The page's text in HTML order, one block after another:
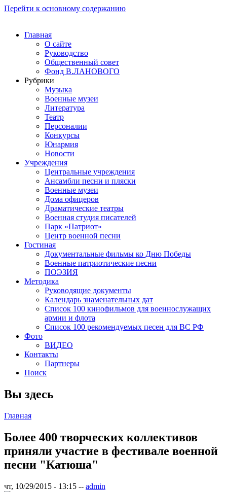
Перейти к основному содержанию
Главная
О сайте
Руководство
Общественный совет
Фонд В.ЛАНОВОГО
Рубрики
Музыка
Военные музеи
Литература
Театр
Персоналии
Конкурсы
Юнармия
Новости
Учреждения
Центральные учреждения
Ансамбли песни и пляски
Военные музеи
Дома офицеров
Драматические театры
Военная студия писателей
Парк «Патриот»
Центр военной песни
Гостиная
Документальные фильмы ко Дню Победы
Военные патриотические песни
ПОЭЗИЯ
Методика
Руководящие документы
Календарь знаменательных дат
Список 100 кинофильмов для военнослужащих
армии и флота
Список 100 рекомендуемых песен для ВС РФ
Фото
ВИДЕО
Контакты
Партнеры
Поиск
Вы здесь
Главная
Более 400 творческих коллективов
приняли участие в фестивале военной
песни "Катюша"
чт, 10/29/2015 - 13:15 -- admin